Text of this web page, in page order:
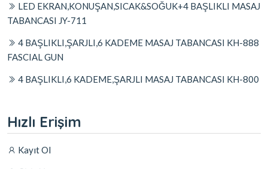
LED EKRAN,KONUŞAN,SICAK&SOĞUK+4 BAŞLIKLI MASAJ
TABANCASI JY-711
4 BAŞLIKLI,ŞARJLI,6 KADEME MASAJ TABANCASI KH-888
FASCIAL GUN
4 BAŞLIKLI,6 KADEME,ŞARJLI MASAJ TABANCASI KH-800
Hızlı Erişim
Kayıt Ol